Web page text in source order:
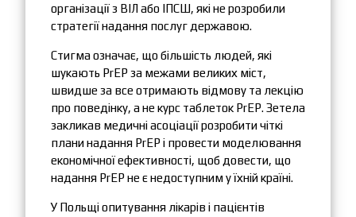
організації з ВІЛ або ІПСШ, які не розробили
стратегії надання послуг державою.
Стигма означає, що більшість людей, які
шукають PrEP за межами великих міст,
швидше за все отримають відмову та лекцію
про поведінку, а не курс таблеток PrEP. Зетела
закликав медичні асоціації розробити чіткі
плани надання PrEP і провести моделювання
економічної ефективності, щоб довести, що
надання PrEP не є недоступним у їхній країні.
У Польщі опитування лікарів і пацієнтів